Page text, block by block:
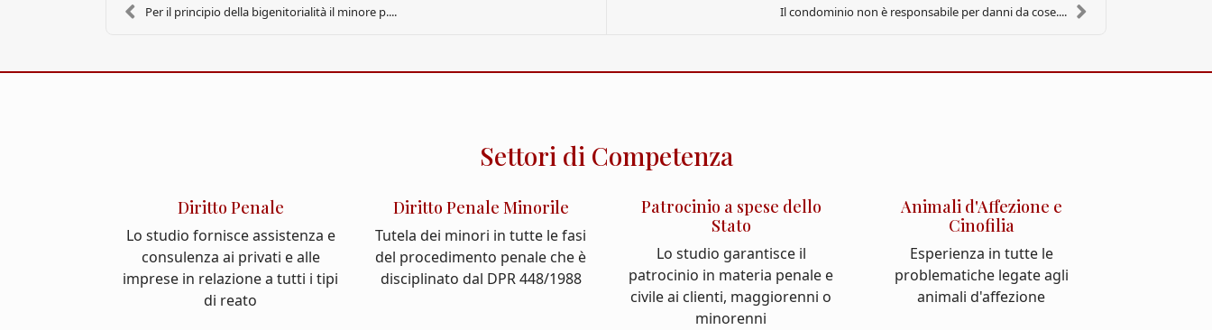
Per il principio della bigenitorialità il minore p.... Il condominio non è responsabile per danni da cose....
Settori di Competenza
Diritto Penale
Lo studio fornisce assistenza e
consulenza ai privati e alle
imprese in relazione a tutti i tipi
di reato
Diritto Penale Minorile
Tutela dei minori in tutte le fasi
del procedimento penale che è
disciplinato dal DPR 448/1988
Patrocinio a spese dello
Stato
Lo studio garantisce il
patrocinio in materia penale e
civile ai clienti, maggiorenni o
minorenni
Animali d'Affezione e
Cinofilia
Esperienza in tutte le
problematiche legate agli
animali d'affezione